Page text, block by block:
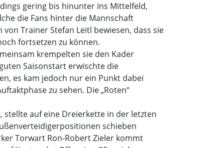
gering bis hinunter ins Mittelfeld,
die Fans hinter die Mannschaft
Trainer Stefan Leitl bewiesen, dass sie
fortsetzen zu können.
krempelten sie den Kader
Saisonstart erwischte die
es kam jedoch nur ein Punkt dabei
zu sehen. Die „Roten“
stellte auf eine Dreierkette in der letzten
schieben
Torwart Ron-Robert Zieler kommt